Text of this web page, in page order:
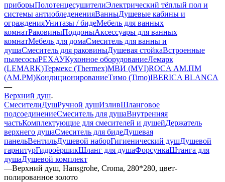
приборыПолотенцесушителиЭлектрический тёплый пол и
системы антиобледененияВанныДушевые кабины и
огражденияУнитазы / бидеМебель для ванных
комнатРаковиныПоддоныАксессуары для ванных
комнатМебель для домаСмеситель для ванны и
душаСмеситель для раковиныДушевая стойкаВстроенные
пылесосыРЕХАУКухонное оборудованиеЛемарк
(LEMARK)Термекс (Thermex)МВИ (MVI)ROCA АМ.ПМ
(AM.PM)КондиционированиеТимо (Timo)IBERICA BLANCA
—
Верхний душ
СмесителиДушРучной душИзливШланговое
подсоединениеСмеситель для душаВнутренняя
частьКомплектующие для смесителей и душейДержатель
верхнего душаСмеситель для бидеДушевая
панельВентильДушевой наборГигиенический душДушевой
гарнитурГидроёршикШланг для душаФорсункаШтанга для
душаДушевой комплект
—Верхний душ, Hansgrohe, Croma, 280*280, цвет-
полированное золото